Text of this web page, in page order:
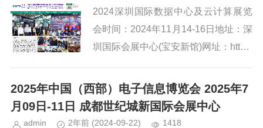
2024深圳国际数据中心及云计算展览
会时间：2024年11月14-16日地址：深
圳国际会展中心(宝安新馆)网址：http://
商用的持续推进，云计算...
2025年中国（西部）电子信息博览会 2025年7
月09日-11日 成都世纪城新国际会展中心
admin 2年前 (2024-09-22) 1418